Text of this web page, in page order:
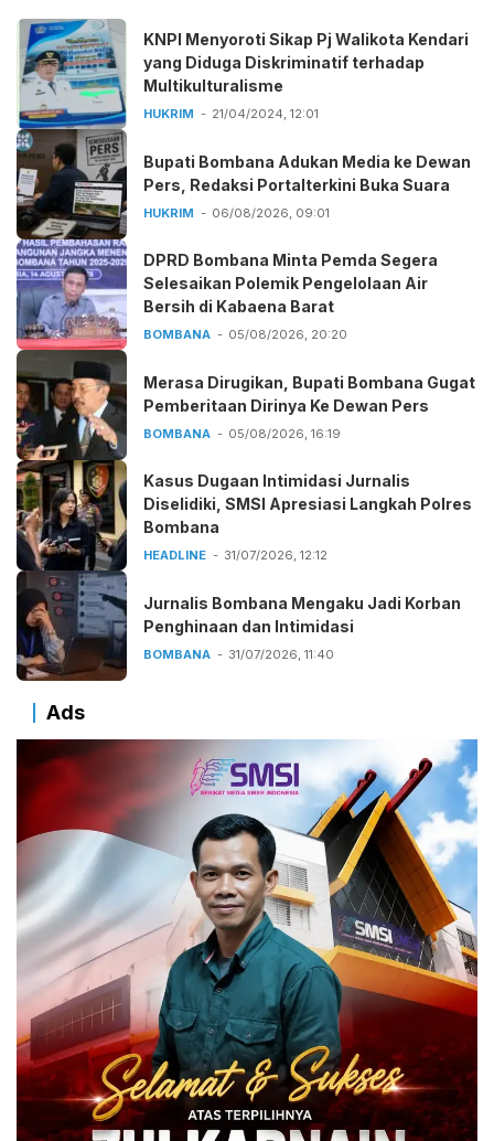
KNPI Menyoroti Sikap Pj Walikota Kendari
yang Diduga Diskriminatif terhadap
Multikulturalisme
HUKRIM 21/04/2024, 12:01
Bupati Bombana Adukan Media ke Dewan
Pers, Redaksi Portalterkini Buka Suara
HUKRIM 06/08/2026, 09:01
DPRD Bombana Minta Pemda Segera
Selesaikan Polemik Pengelolaan Air
Bersih di Kabaena Barat
BOMBANA 05/08/2026, 20:20
Merasa Dirugikan, Bupati Bombana Gugat
Pemberitaan Dirinya Ke Dewan Pers
BOMBANA 05/08/2026, 16:19
Kasus Dugaan Intimidasi Jurnalis
Diselidiki, SMSI Apresiasi Langkah Polres
Bombana
HEADLINE 31/07/2026, 12:12
Jurnalis Bombana Mengaku Jadi Korban
Penghinaan dan Intimidasi
BOMBANA 31/07/2026, 11:40
Ads